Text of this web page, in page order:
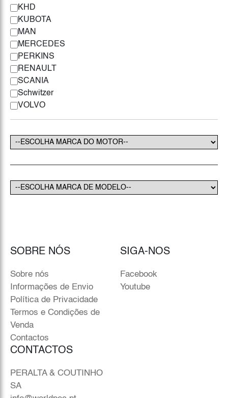
KHD
KUBOTA
MAN
MERCEDES
PERKINS
RENAULT
SCANIA
Schwitzer
VOLVO
SOBRE NÓS
Sobre nós
Informações de Envio
Política de Privacidade
Termos e Condições de
Venda
Contactos
SIGA-NOS
Facebook
Youtube
CONTACTOS
PERALTA & COUTINHO
SA